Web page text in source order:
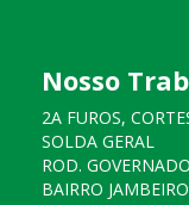
Nosso
2A FUROS,
SOLDA GERAL
ROD.
BAIRRO